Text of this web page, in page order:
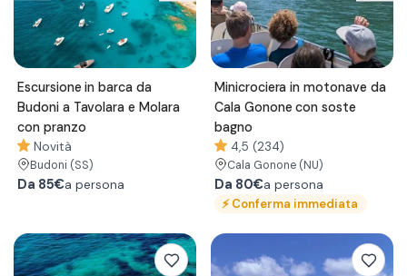
Escursione in barca da
Budoni a Tavolara e Molara
con pranzo
Novità
Budoni (SS)
Da 85€a persona
Minicrociera in motonave da
Cala Gonone con soste
bagno
4,5 (234)
Cala Gonone (NU)
Da 80€a persona
⚡Conferma immediata